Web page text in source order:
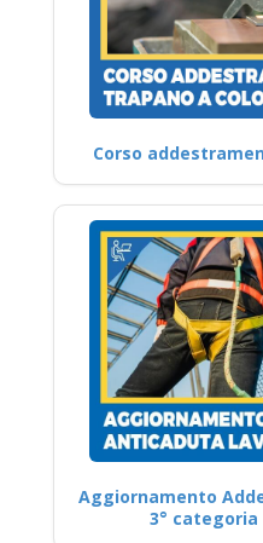
Corso
Aggiornamento
3°